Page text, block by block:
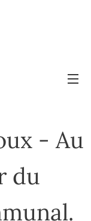
- Au
du